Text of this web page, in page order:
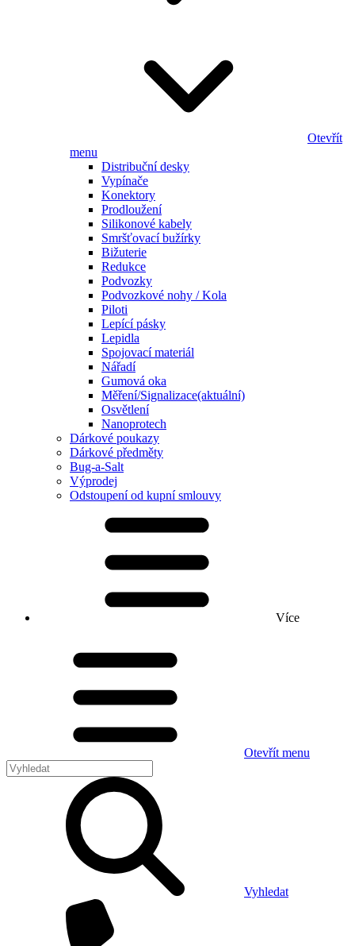
Otevřít
menu
Distribuční desky
Vypínače
Konektory
Prodloužení
Silikonové kabely
Smršťovací bužírky
Bižuterie
Redukce
Podvozky
Podvozkové nohy / Kola
Piloti
Lepící pásky
Lepidla
Spojovací materiál
Nářadí
Gumová oka
Měření/Signalizace(aktuální)
Osvětlení
Nanoprotech
Dárkové poukazy
Dárkové předměty
Bug-a-Salt
Výprodej
Odstoupení od kupní smlouvy
Více
Otevřít menu
Vyhledat